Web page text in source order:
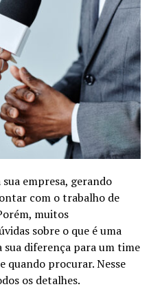
empresa, gerando
com o trabalho de
muitos
sobre o que é uma
sua diferença para um time
quando procurar. Nesse
os detalhes.